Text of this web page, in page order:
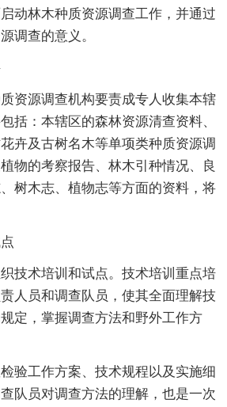
动林木种质资源调查工作，并通过
调查的意义。
资源调查机构要责成专人收集本辖
括：本辖区的森林资源清查资料、
卉及古树名木等单项类种质资源调
物的考察报告、林木引种情况、良
树木志、植物志等方面的资料，将
技术培训和试点。技术培训重点培
人员和调查队员，使其全面理解技
定，掌握调查方法和野外工作方
验工作方案、技术规程以及实施细
队员对调查方法的理解，也是一次